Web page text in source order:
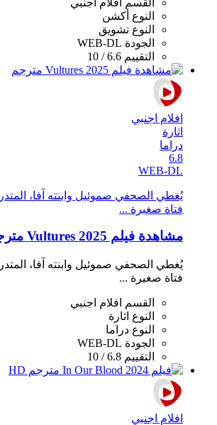
النوع أكشن
النوع تشويق
الجودة WEB-DL
التقييم 6.6 / 10
افلام اجنبي
اثارة
دراما
6.8
WEB-DL
يُغطي الصحفي صموئيل وابنته آفا،
فتاة صغيرة ...
مشاهدة فيلم Vultures 2025 مترجم
يُغطي الصحفي صموئيل وابنته آفا،
فتاة صغيرة ...
القسم
افلام اجنبي
النوع اثارة
النوع دراما
الجودة WEB-DL
التقييم 6.8 / 10
افلام اجنبي